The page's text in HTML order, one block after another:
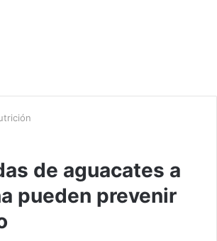
de aguacates a
pueden prevenir